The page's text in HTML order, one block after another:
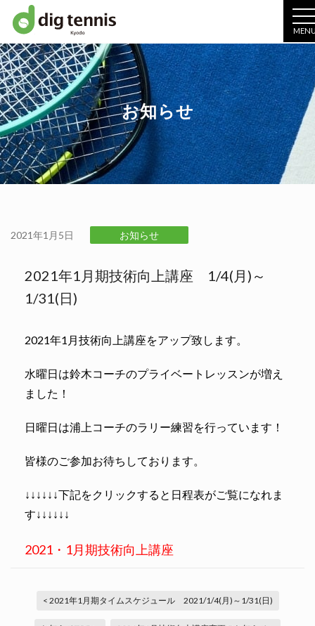
お知らせ
2021年1月5日 お知らせ
2021年1月期技術向上講座 1/4(月)～
1/31(日)
2021年1月技術向上講座をアップ致します。
水曜日は鈴木コーチのプライベートレッスンが増え
ました！
日曜日は浦上コーチのラリー練習を行っています！
皆様のご参加お待ちしております。
↓↓↓↓↓↓下記をクリックすると日程表がご覧になれま
す↓↓↓↓↓↓
2021・1月期技術向上講座
< 2021年1月期タイムスケジュール 2021/1/4(月)～1/31(日)